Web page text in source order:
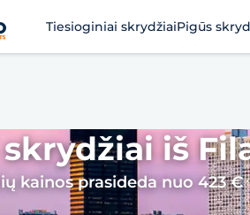
Tiesioginiai skrydžiaiPigūs
iš
kainos prasideda nuo 423 €